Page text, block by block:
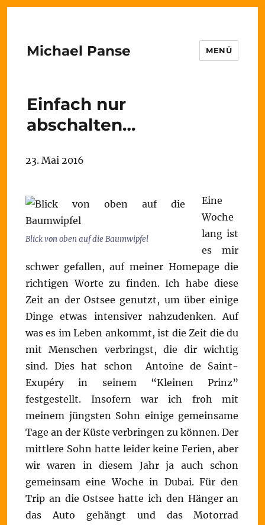
Michael Panse MENÜ
Einfach nur
abschalten…
23. Mai 2016
Blick von oben auf die Baumwipfel
Eine
Woche
lang ist
es mir
schwer gefallen, auf meiner Homepage die
richtigen Worte zu finden. Ich habe diese
Zeit an der Ostsee genutzt, um über einige
Dinge etwas intensiver nahzudenken. Auf
was es im Leben ankommt, ist die Zeit die du
mit Menschen verbringst, die dir wichtig
sind. Dies hat schon Antoine de Saint-
Exupéry in seinem “Kleinen Prinz”
festgestellt. Insofern war ich froh mit
meinem jüngsten Sohn einige gemeinsame
Tage an der Küste verbringen zu können. Der
mittlere Sohn hatte leider keine Ferien, aber
wir waren in diesem Jahr ja auch schon
gemeinsam eine Woche in Dubai. Für den
Trip an die Ostsee hatte ich den Hänger an
das Auto gehängt und das Motorrad